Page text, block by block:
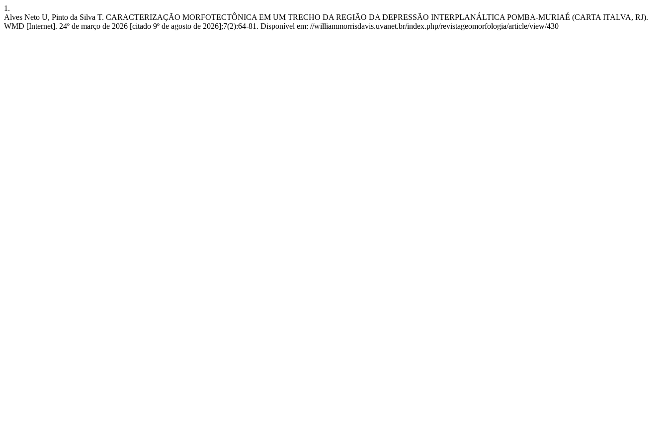
1.
Alves Neto U, Pinto da Silva T. CARACTERIZAÇÃO MORFOTECTÔNICA EM UM TRECHO DA REGIÃO DA DEPRESSÃO INTERPLANÁLTICA POMBA-MURIAÉ (CARTA ITALVA, RJ).
WMD [Internet]. 24º de março de 2026 [citado 9º de agosto de 2026];7(2):64-81. Disponível em: //williammorrisdavis.uvanet.br/index.php/revistageomorfologia/article/view/430